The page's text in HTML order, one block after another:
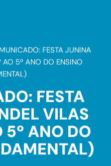
FESTA JUNINA
5º ANO DO ENSINO
FESTA
VILAS
ANO DO